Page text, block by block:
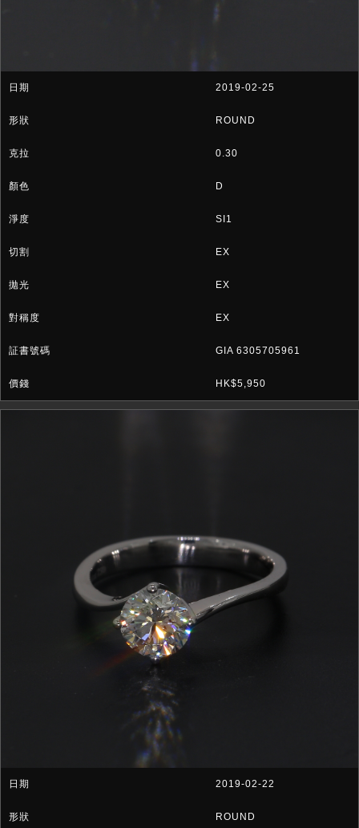
2019-02-25
ROUND
0.30
D
SI1
EX
EX
EX
GIA 6305705961
HK$5,950
2019-02-22
ROUND